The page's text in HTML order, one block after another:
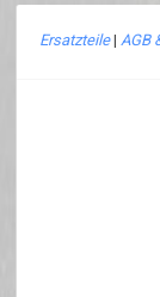
Ersatzteile| AGB